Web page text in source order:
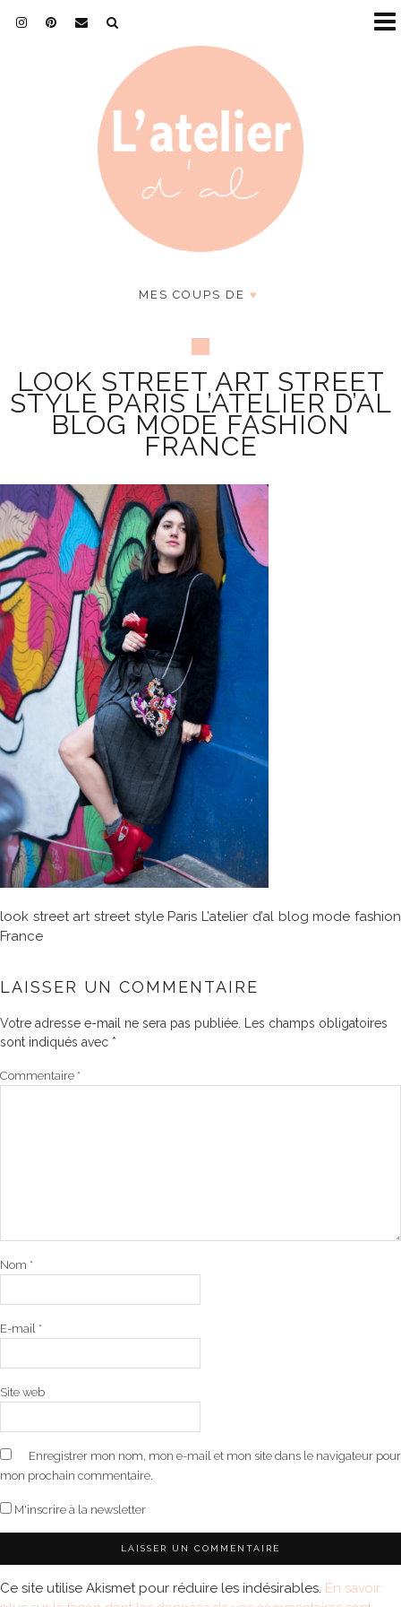
MES COUPS DE ♥
LOOK STREET ART STREET
STYLE PARIS L’ATELIER D’AL
BLOG MODE FASHION
FRANCE
look street art street style Paris L’atelier d’al blog mode fashion
France
LAISSER UN COMMENTAIRE
Votre adresse e-mail ne sera pas publiée.
Les champs obligatoires
sont indiqués avec *
Commentaire *
Nom *
E-mail *
Site web
Enregistrer mon nom, mon e-mail et mon site dans le navigateur pour
mon prochain commentaire.
M'inscrire à la newsletter
Ce site utilise Akismet pour réduire les indésirables. En savoir